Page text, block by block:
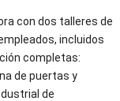
con dos talleres de
incluidos
completas:
de puertas y
de